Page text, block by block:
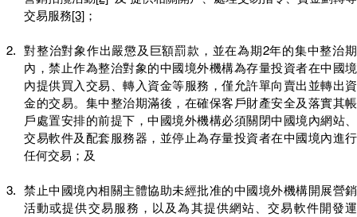
交易服務[3] ；
對整治對象作出嚴懲及巨額罰款，並在為期2年的集中整治期
內，禁止作為整治對象的中國境外機構為存量投資者在中國境
內提供買入交易、轉入資金等服務，僅允許單向賣出並轉出資
金的交易。集中整治期滿後，在確保客戶財產安全及落實其帳
戶處置安排的前提下，中國境外機構必須關閉中國境內網站、
交易軟件及配套服務器，並停止為存量投資者在中國境內進行
任何交易；及
禁止中國境內相關主體協助未經批准的中國境外機構開展營銷
活動或提供交易服務，以及為其提供網站、交易軟件開發運